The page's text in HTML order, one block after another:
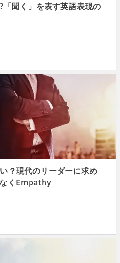
聞く」を表す英語表現の
？現代のリーダーに求め
くEmpathy